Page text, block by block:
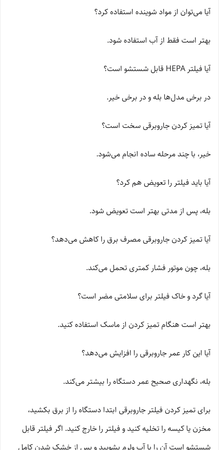
آیا می‌توان از مواد شوینده استفاده کرد؟
بهتر است فقط از آب استفاده شود.
آیا فیلتر HEPA قابل شستشو است؟
در برخی مدل‌ها بله و در برخی خیر.
آیا تمیز کردن جاروبرقی سخت است؟
خیر، با چند مرحله ساده انجام می‌شود.
آیا باید فیلتر را تعویض هم کرد؟
بله، پس از مدتی بهتر است تعویض شود.
آیا تمیز کردن جاروبرقی مصرف برق را کاهش می‌دهد؟
بله، چون موتور فشار کمتری تحمل می‌کند.
آیا گرد و خاک فیلتر برای سلامتی مضر است؟
بهتر است هنگام تمیز کردن از ماسک استفاده کنید.
آیا این کار عمر جاروبرقی را افزایش می‌دهد؟
بله، نگهداری صحیح عمر دستگاه را بیشتر می‌کند.
برای تمیز کردن فیلتر جاروبرقی ابتدا دستگاه را از برق بکشید،
مخزن یا کیسه را تخلیه کنید و فیلتر را خارج کنید. اگر فیلتر قابل
شستشو است آن را با آب ولرم بشویید و پس از خشک شدن کامل